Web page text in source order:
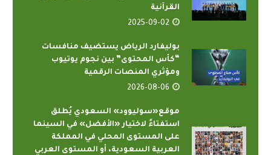
القرآنية
2025-09-02
بوليفارد الرياض يستضيف منافسات
“كأس المحتوى” بين نجوم يوتيوب
ومؤثري المنصات الرقمية
2026-08-06
موقع«سوليوود» السعودي يُطلق
استفتاءً لاختيار «الأفضل» في السينما
على المستوى المحلي في المملكة
العربية السعودية، أو المستوى العربي